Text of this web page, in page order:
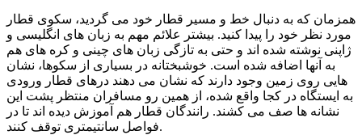
همزمان که به دنبال خط و مسیر قطار خود می گردید، سکوی قطار
مورد نظر خود را پیدا کنید. بیشتر علائم مهم به زبان های انگلیسی و
ژاپنی نوشته شده اند و حتی به تازگی زبان های چینی و کره های هم
به آنها اضافه شده است. خوشبختانه در بسیاری از سکوها، نشان
هایی روی زمین وجود دارند که نشان می دهند درهای قطار ورودی
به ایستگاه در کجا واقع شده، از همین رو مسافران منتظر پشت این
نشانه ها صف می کشند. رانندگان قطار هم آموزش دیده اند تا در
فواصل سانتیمتری توقف کنند.